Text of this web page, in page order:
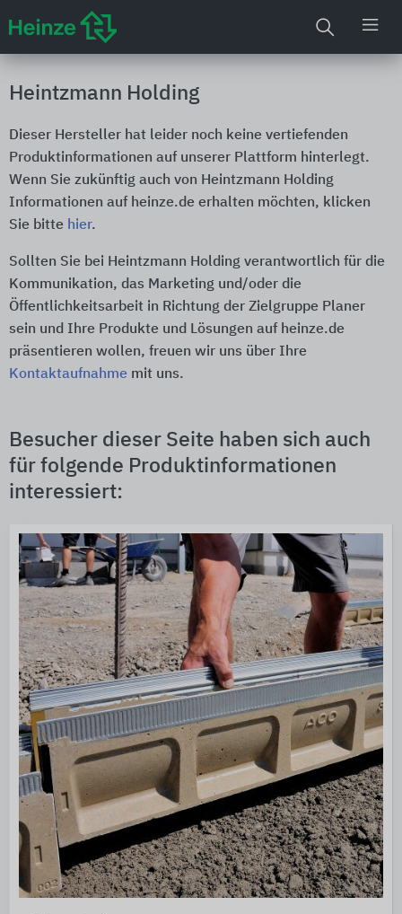
Heintzmann Holding
Dieser Hersteller hat leider noch keine vertiefenden
Produktinformationen auf unserer Plattform hinterlegt.
Wenn Sie zukünftig auch von Heintzmann Holding
Informationen auf heinze.de erhalten möchten, klicken
Sie bitte hier.
Sollten Sie bei Heintzmann Holding verantwortlich für die
Kommunikation, das Marketing und/oder die
Öffentlichkeitsarbeit in Richtung der Zielgruppe Planer
sein und Ihre Produkte und Lösungen auf heinze.de
präsentieren wollen, freuen wir uns über Ihre
Kontaktaufnahme mit uns.
Besucher dieser Seite haben sich auch
für folgende Produktinformationen
interessiert: